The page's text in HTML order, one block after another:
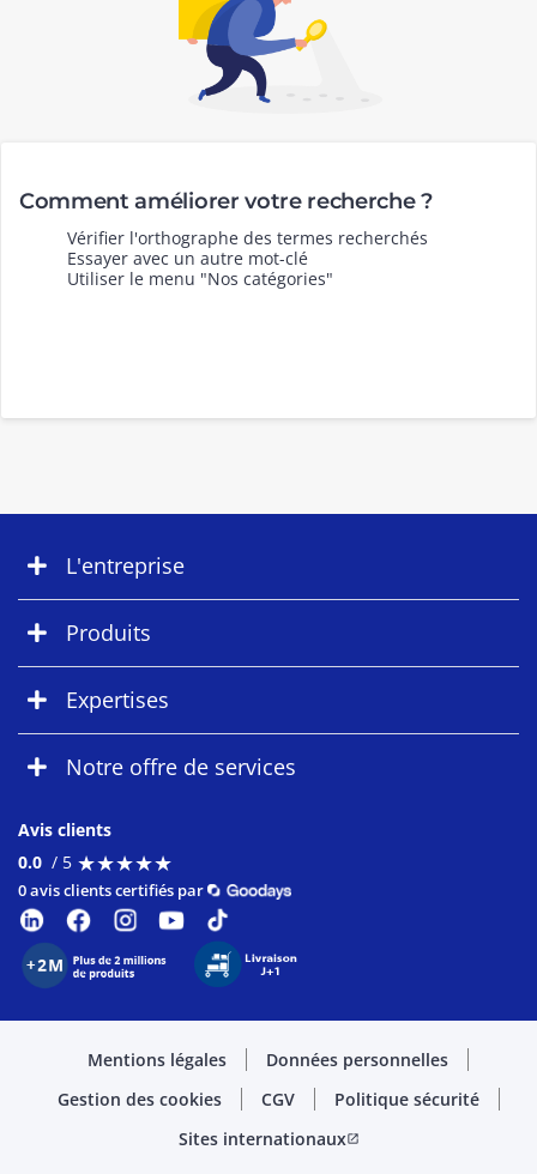
Comment améliorer votre recherche ?
Vérifier l'orthographe des termes recherchés
Essayer avec un autre mot-clé
Utiliser le menu "Nos catégories"
L'entreprise
Produits
Expertises
Notre offre de services
Avis clients
0.0 / 5 ★★★★★
★★★★★
0 avis clients certifiés par
Mentions légales
Données personnelles
Gestion des cookies
CGV
Politique sécurité
Sites internationauxopen_in_new